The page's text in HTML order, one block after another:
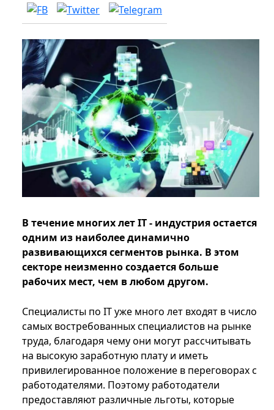
В течение многих лет IT - индустрия остается
одним из наиболее динамично
развивающихся сегментов рынка. В этом
секторе неизменно создается больше
рабочих мест, чем в любом другом.
Специалисты по IT уже много лет входят в число
самых востребованных специалистов на рынке
труда, благодаря чему они могут рассчитывать
на высокую заработную плату и иметь
привилегированное положение в переговорах с
работодателями. Поэтому работодатели
предоставляют различные льготы, которые